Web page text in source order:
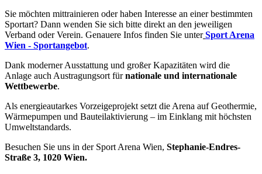
Sie möchten mittrainieren oder haben Interesse an einer bestimmten
Sportart? Dann wenden Sie sich bitte direkt an den jeweiligen
Verband oder Verein. Genauere Infos finden Sie unter Sport Arena
Wien - Sportangebot.
Dank moderner Ausstattung und großer Kapazitäten wird die
Anlage auch Austragungsort fürnationale und internationale
Wettbewerbe.
Als energieautarkes Vorzeigeprojekt setzt die Arena auf Geothermie,
Wärmepumpen und Bauteilaktivierung – im Einklang mit höchsten
Umweltstandards.
Besuchen Sie uns in der Sport Arena Wien, Stephanie-Endres-
Straße 3, 1020 Wien.